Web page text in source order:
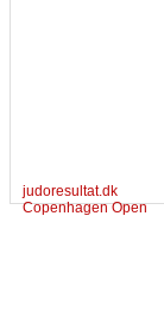
judoresultat.dk
Copenhagen Open